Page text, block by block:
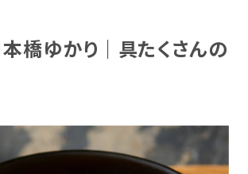
本橋ゆかり｜具たくさんの